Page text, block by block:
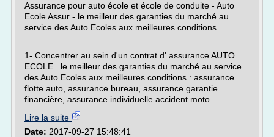
Assurance pour auto école et école de conduite - Auto
Ecole Assur - le meilleur des garanties du marché au
service des Auto Ecoles aux meilleures conditions
1- Concentrer au sein d'un contrat d' assurance AUTO
ECOLE le meilleur des garanties du marché au service
des Auto Ecoles aux meilleures conditions : assurance
flotte auto, assurance bureau, assurance garantie
financière, assurance individuelle accident moto...
Lire la suite
Date: 2017-09-27 15:48:41